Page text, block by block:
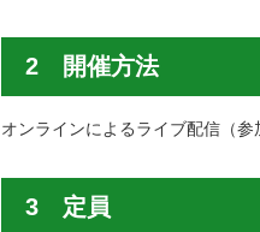
2 開催方法
オンラインによるライブ配信（参
3 定員